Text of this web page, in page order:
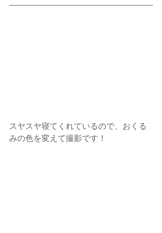
スヤスヤ寝てくれているので、おくる
みの色を変えて撮影です！